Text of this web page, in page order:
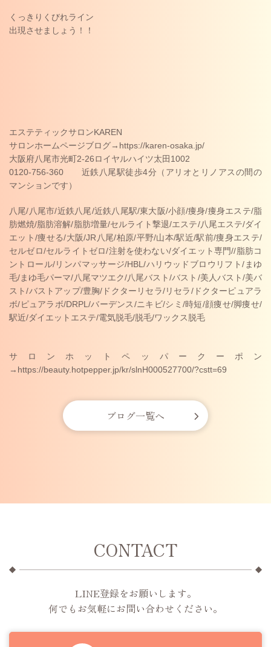
くっきりくびれライン
出現させましょう！！
エステティックサロンKAREN
サロンホームページブログ→https://karen-osaka.jp/
大阪府八尾市光町2-26ロイヤルハイツ太田1002
0120-756-360 近鉄八尾駅徒歩4分（アリオとリノアスの間の
マンションです）
八尾/八尾市/近鉄八尾/近鉄八尾駅/東大阪/小顔/痩身/痩身エステ/脂
肪燃焼/脂肪溶解/脂肪増量/セルライト撃退/エステ/八尾エステ/ダイ
エット/痩せる/大阪/JR八尾/柏原/平野/山本/駅近/駅前/痩身エステ/
セルゼロ/セルライトゼロ/注射を使わない/ダイエット専門//脂肪コ
ントロール/リンパマッサージ/HBL/ハリウッドブロウリフト/まゆ
毛/まゆ毛パーマ/八尾マツエク/八尾バスト/バスト/美人バスト/美バ
スト/バストアップ/豊胸/ドクターリセラ/リセラ/ドクターピュアラ
ボ/ピュアラボ/DRPL/バーデンス/ニキビ/シミ/時短/顔痩せ/脚痩せ/
駅近/ダイエットエステ/電気脱毛/脱毛/ワックス脱毛
サロンホットペッパークーポン
→https://beauty.hotpepper.jp/kr/slnH000527700/?cstt=69
ブログ一覧へ
CONTACT
LINE登録をお願いします。
何でもお気軽にお問い合わせください。